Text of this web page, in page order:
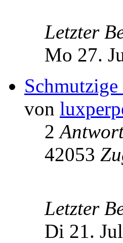
Letzter
Mo 27.
von
2
42053
Letzter
Di 21.